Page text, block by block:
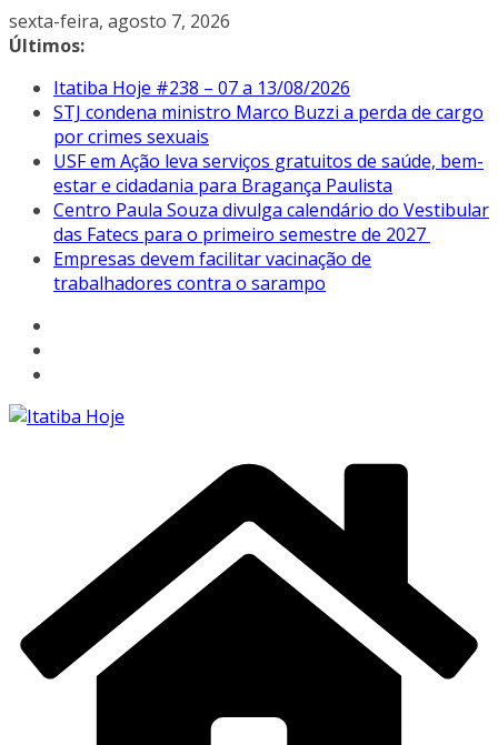
Pular
para
conteúdo
sexta-feira, agosto 7, 2026
Últimos:
Itatiba Hoje #238 – 07 a 13/08/2026
STJ condena ministro Marco Buzzi a perda de cargo
por crimes sexuais
USF em Ação leva serviços gratuitos de saúde, bem-
estar e cidadania para Bragança Paulista
Centro Paula Souza divulga calendário do Vestibular
das Fatecs para o primeiro semestre de 2027
Empresas devem facilitar vacinação de
trabalhadores contra o sarampo